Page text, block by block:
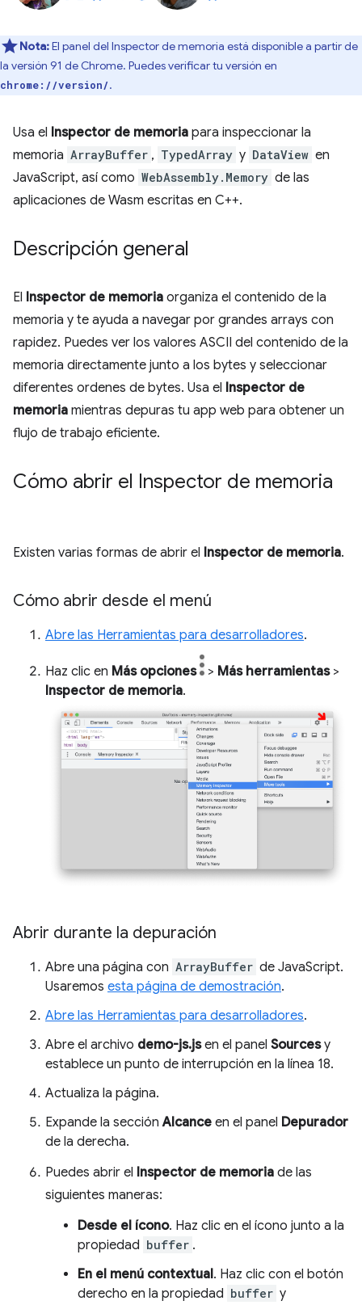
Nota:El panel del Inspector de memoria está disponible a partir de
la versión 91 de Chrome. Puedes verificar tu versión en
chrome://version/.
Usa el Inspector de memoria para inspeccionar la
memoria ArrayBuffer , TypedArray y DataView en
JavaScript, así como WebAssembly.Memory de las
aplicaciones de Wasm escritas en C++.
Descripción general
El Inspector de memoria organiza el contenido de la
memoria y te ayuda a navegar por grandes arrays con
rapidez. Puedes ver los valores ASCII del contenido de la
memoria directamente junto a los bytes y seleccionar
diferentes ordenes de bytes. Usa el Inspector de
memoria mientras depuras tu app web para obtener un
flujo de trabajo eficiente.
Cómo abrir el Inspector de memoria
Existen varias formas de abrir el Inspector de memoria.
Cómo abrir desde el menú
Abre las Herramientas para desarrolladores.
Haz clic en Más opciones > Más herramientas>
Inspector de memoria.
Abrir durante la depuración
Abre una página con ArrayBuffer de JavaScript.
Usaremos esta página de demostración.
Abre las Herramientas para desarrolladores.
Abre el archivo demo-js.jsen el panel Sourcesy
establece un punto de interrupción en la línea 18.
Actualiza la página.
Expande la secciónAlcance en el panel Depurador
de la derecha.
Puedes abrir el Inspector de memoria de las
siguientes maneras:
Desde el ícono. Haz clic en el ícono junto a la
propiedad buffer .
En el menú contextual. Haz clic con el botón
derecho en la propiedad buffer y